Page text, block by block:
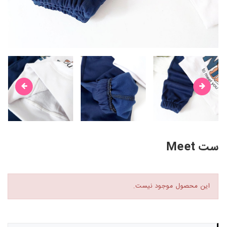
ست Meet
این محصول موجود نیست.